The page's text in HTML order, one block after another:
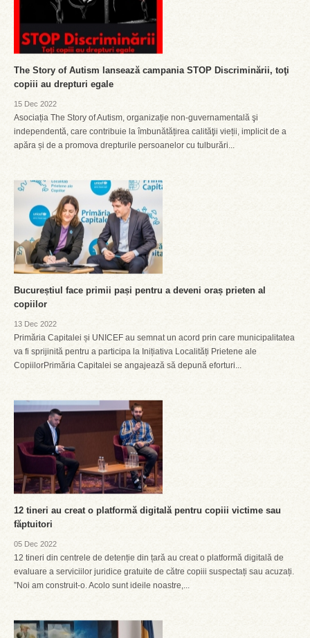
The Story of Autism lansează campania STOP Discriminării, toţi
copiii au drepturi egale
15 Dec 2022
Asociația The Story of Autism, organizație non-guvernamentală şi
independentă, care contribuie la îmbunătățirea calităţii vieții, implicit de a
apăra și de a promova drepturile persoanelor cu tulburări...
Bucureștiul face primii pași pentru a deveni oraș prieten al
copiilor
13 Dec 2022
Primăria Capitalei și UNICEF au semnat un acord prin care municipalitatea
va fi sprijinită pentru a participa la Inițiativa Localități Prietene ale
CopiilorPrimăria Capitalei se angajează să depună eforturi...
12 tineri au creat o platformă digitală pentru copiii victime sau
făptuitori
05 Dec 2022
12 tineri din centrele de detenție din țară au creat o platformă digitală de
evaluare a serviciilor juridice gratuite de către copiii suspectați sau acuzați.
”Noi am construit-o. Acolo sunt ideile noastre,...